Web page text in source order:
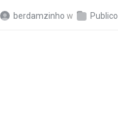
berdamzinho w Publico